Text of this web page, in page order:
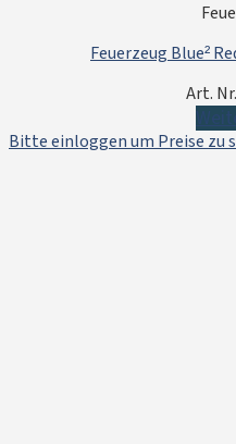
Feuerzeug Blue²
Art.
Bitte einloggen um Preise zu